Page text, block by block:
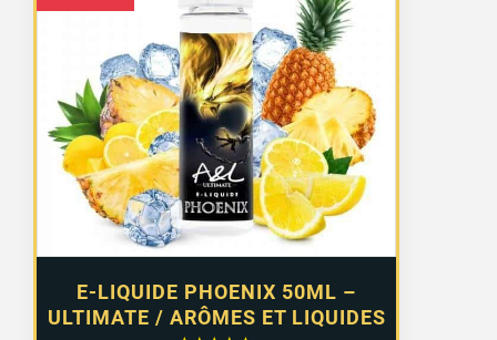
E-LIQUIDE PHOENIX 50ML –
ULTIMATE / ARÔMES ET LIQUIDES